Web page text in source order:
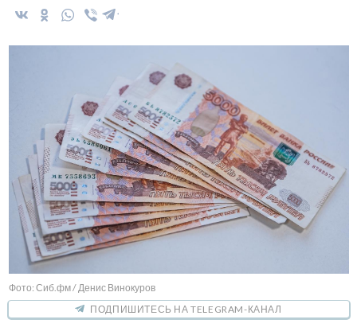
Фото: Сиб.фм / Денис Винокуров
ПОДПИШИТЕСЬ НА TELEGRAM-КАНАЛ